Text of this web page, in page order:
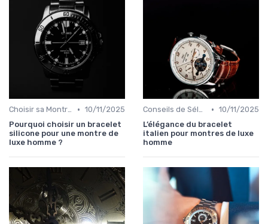
Choisir sa Montre de Luxe • 10/11/2025
Pourquoi choisir un bracelet
silicone pour une montre de
luxe homme ?
Conseils de Sélection par Style • 10/11/2025
L’élégance du bracelet
italien pour montres de luxe
homme